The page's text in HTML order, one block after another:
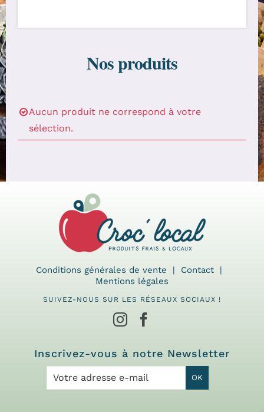
Nos produits
Aucun produit ne correspond à votre
sélection.
Conditions générales de vente
Contact
Mentions légales
SUIVEZ-NOUS SUR LES RÉSEAUX SOCIAUX !
Inscrivez-vous à notre Newsletter